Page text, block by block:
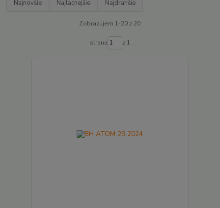
Najnovšie Najlacnejšie Najdrahšie
Zobrazujem 1-20 z 20
strana z 1